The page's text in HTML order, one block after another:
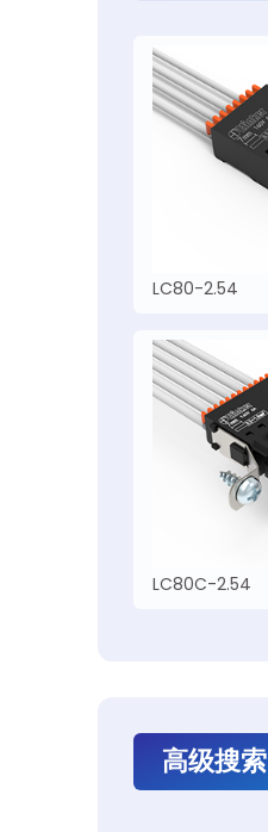
LC80-2.54
LC80C-2.54
高级搜索